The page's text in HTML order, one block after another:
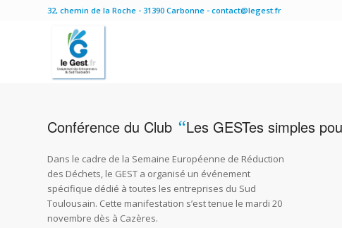
32, chemin de la Roche - 31390 Carbonne - contact@legest.fr
Conférence du Club “Les GESTes simples
Dans le cadre de la Semaine Européenne de Réduction
des Déchets, le GEST a organisé un événement
spécifique dédié à toutes les entreprises du Sud
Toulousain. Cette manifestation s’est tenue le mardi 20
novembre dès à Cazères.